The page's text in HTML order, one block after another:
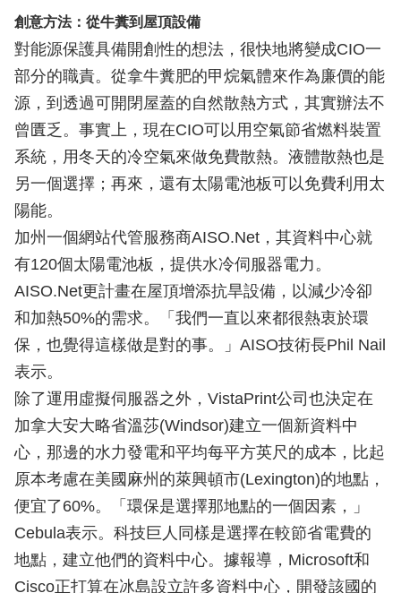
創意方法：從牛糞到屋頂設備
對能源保護具備開創性的想法，很快地將變成CIO一
部分的職責。從拿牛糞肥的甲烷氣體來作為廉價的能
源，到透過可開閉屋蓋的自然散熱方式，其實辦法不
曾匱乏。事實上，現在CIO可以用空氣節省燃料裝置
系統，用冬天的冷空氣來做免費散熱。液體散熱也是
另一個選擇；再來，還有太陽電池板可以免費利用太
陽能。
加州一個網站代管服務商AISO.Net，其資料中心就
有120個太陽電池板，提供水冷伺服器電力。
AISO.Net更計畫在屋頂增添抗旱設備，以減少冷卻
和加熱50%的需求。「我們一直以來都很熱衷於環
保，也覺得這樣做是對的事。」AISO技術長Phil Nail
表示。
除了運用虛擬伺服器之外，VistaPrint公司也決定在
加拿大安大略省溫莎(Windsor)建立一個新資料中
心，那邊的水力發電和平均每平方英尺的成本，比起
原本考慮在美國麻州的萊興頓市(Lexington)的地點，
便宜了60%。「環保是選擇那地點的一個因素，」
Cebula表示。科技巨人同樣是選擇在較節省電費的
地點，建立他們的資料中心。據報導，Microsoft和
Cisco正打算在冰島設立許多資料中心，開發該國的